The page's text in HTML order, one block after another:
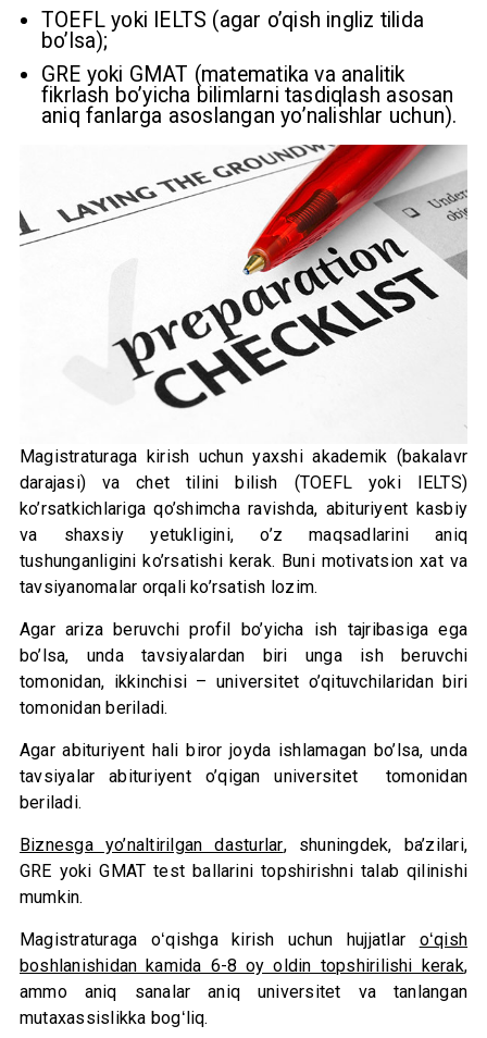
TOEFL yoki IELTS (agar o’qish ingliz tilida
bo’lsa);
GRE yoki GMAT (matematika va analitik
fikrlash bo’yicha bilimlarni tasdiqlash asosan
aniq fanlarga asoslangan yo’nalishlar uchun).
Magistraturaga kirish uchun yaxshi akademik (bakalavr
darajasi) va chet tilini bilish (TOEFL yoki IELTS)
ko’rsatkichlariga qo’shimcha ravishda, abituriyent kasbiy
va shaxsiy yetukligini, o’z maqsadlarini aniq
tushunganligini ko’rsatishi kerak. Buni motivatsion xat va
tavsiyanomalar orqali ko’rsatish lozim.
Agar ariza beruvchi profil bo’yicha ish tajribasiga ega
bo’lsa, unda tavsiyalardan biri unga ish beruvchi
tomonidan, ikkinchisi – universitet o’qituvchilaridan biri
tomonidan beriladi.
Agar abituriyent hali biror joyda ishlamagan bo’lsa, unda
tavsiyalar abituriyent o’qigan universitet tomonidan
beriladi.
Biznesga yo’naltirilgan dasturlar, shuningdek, ba’zilari,
GRE yoki GMAT test ballarini topshirishni talab qilinishi
mumkin.
Magistraturaga oʻqishga kirish uchun hujjatlar oʻqish
boshlanishidan kamida 6-8 oy oldin topshirilishi kerak,
ammo aniq sanalar aniq universitet va tanlangan
mutaxassislikka bogʻliq.